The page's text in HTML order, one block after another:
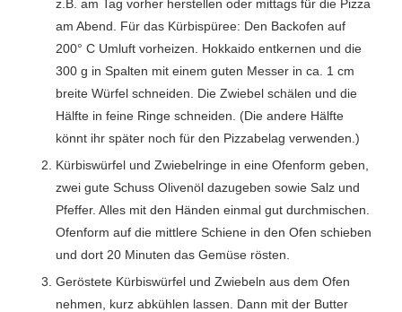
z.B. am Tag vorher herstellen oder mittags für die Pizza
am Abend. Für das Kürbispüree: Den Backofen auf
200° C Umluft vorheizen. Hokkaido entkernen und die
300 g in Spalten mit einem guten Messer in ca. 1 cm
breite Würfel schneiden. Die Zwiebel schälen und die
Hälfte in feine Ringe schneiden. (Die andere Hälfte
könnt ihr später noch für den Pizzabelag verwenden.)
Kürbiswürfel und Zwiebelringe in eine Ofenform geben,
zwei gute Schuss Olivenöl dazugeben sowie Salz und
Pfeffer. Alles mit den Händen einmal gut durchmischen.
Ofenform auf die mittlere Schiene in den Ofen schieben
und dort 20 Minuten das Gemüse rösten.
Geröstete Kürbiswürfel und Zwiebeln aus dem Ofen
nehmen, kurz abkühlen lassen. Dann mit der Butter